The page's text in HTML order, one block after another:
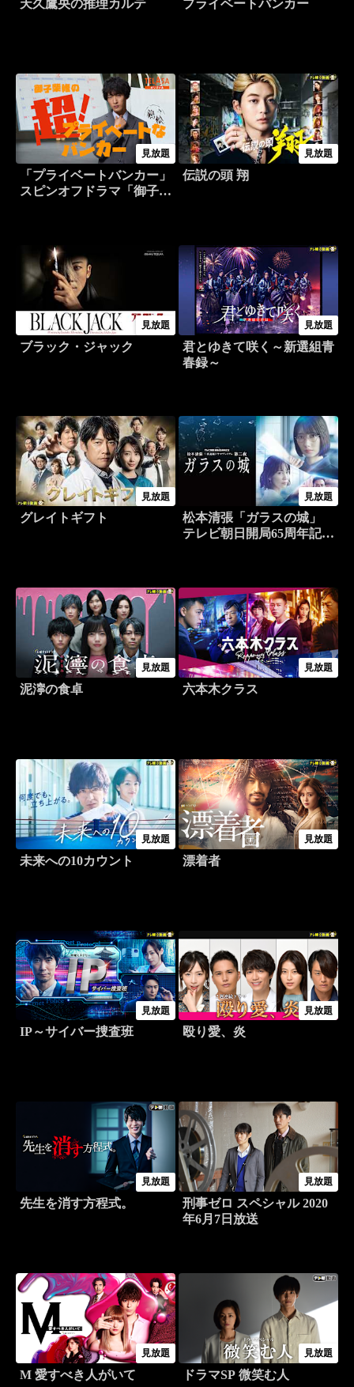
天久鷹央の推理カルテ プライベートバンカー
見放題
「プライベートバンカー」
スピンオフドラマ「御子柴
見放題
伝説の頭 翔
見放題
ブラック・ジャック
見放題
君とゆきて咲く～新選組青
春録～
見放題
グレイトギフト
見放題
松本清張「ガラスの城」
テレビ朝日開局65周年記念
見放題
泥濘の食卓
見放題
六本木クラス
見放題
未来への10カウント
見放題
漂着者
見放題
IP～サイバー捜査班
見放題
殴り愛、炎
見放題
先生を消す方程式。
見放題
刑事ゼロ スペシャル 2020
年6月7日放送
見放題
M 愛すべき人がいて
見放題
ドラマSP 微笑む人